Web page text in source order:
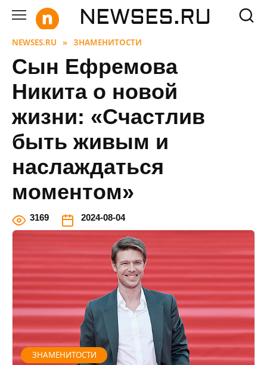
Перейти
содержанию
NEWSES.RU
NEWSES.RU » ЗНАМЕНИТОСТИ
Сын Ефремова
Никита о новой
жизни: «Счастлив
быть живым и
наслаждаться
моментом»
3169 2024-08-04
ЗНАМЕНИТОСТИ